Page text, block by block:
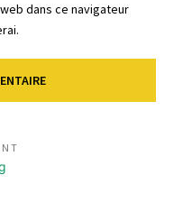
dans ce navigateur